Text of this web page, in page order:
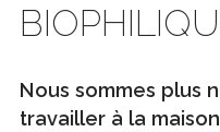
Nous sommes plus
travailler à la